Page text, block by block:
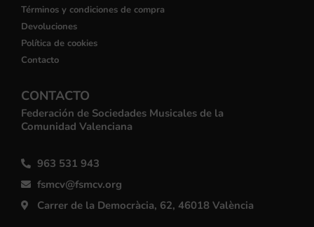
Términos y condiciones de compra
Devoluciones
Política de cookies
Contacto
CONTACTO
Federación de Sociedades Musicales de la
Comunidad Valenciana
963 531 943
fsmcv@fsmcv.org
Carrer de la Democràcia, 62, 46018 València